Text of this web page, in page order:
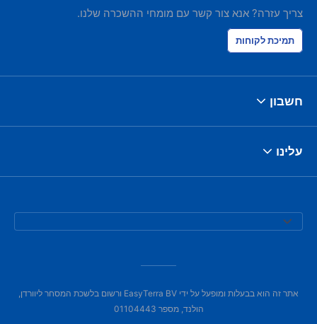
צריך עזרה? אנא צור קשר עם מומחי ההשכרה שלנו.
תמיכת לקוחות
חשבון
עלינו
אתר זה הוא בבעלות ומופעל על ידי EasyTerra BV ורשום בלשכת המסחר ליוורדן,
הולנד, מספר 01104443